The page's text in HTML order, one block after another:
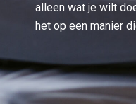
alleen wat je wilt
het op een manier